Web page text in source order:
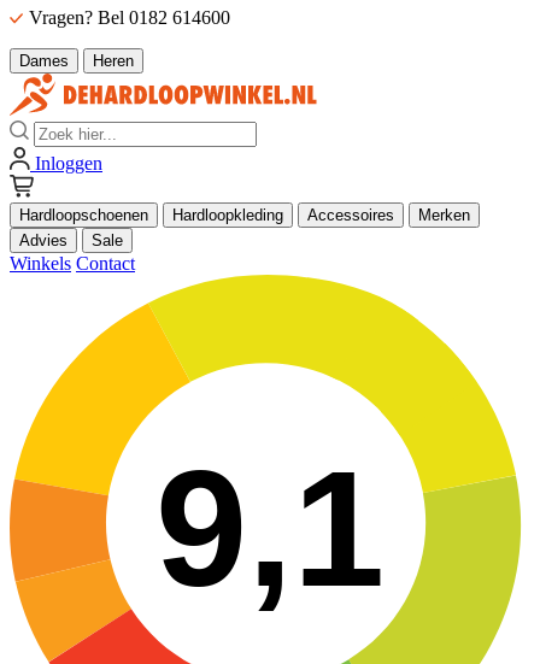
Vragen? Bel 0182 614600
Dames Heren
Zoek
Inloggen
Hardloopschoenen Hardloopkleding Accessoires
Merken
Advies
Sale
Winkels Contact
9,1